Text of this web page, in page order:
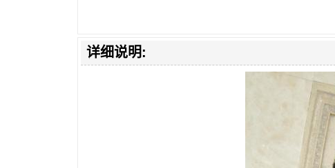
详细说明: